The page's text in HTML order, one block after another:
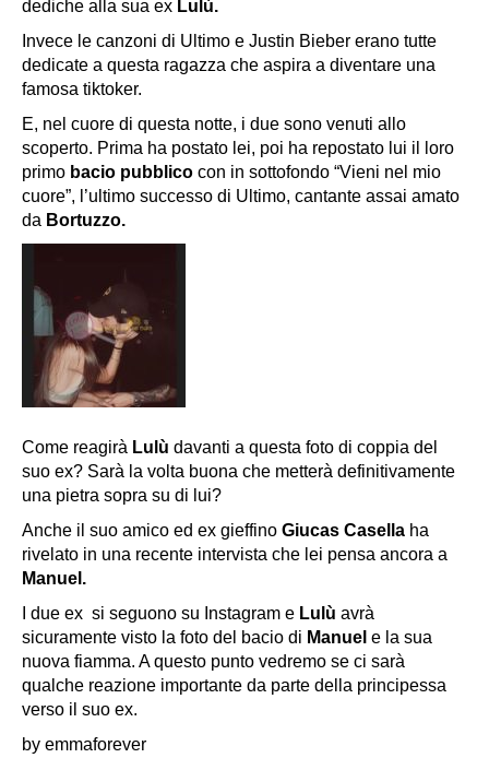
dediche alla sua ex Lulù.
Invece le canzoni di Ultimo e Justin Bieber erano tutte
dedicate a questa ragazza che aspira a diventare una
famosa tiktoker.
E, nel cuore di questa notte, i due sono venuti allo
scoperto. Prima ha postato lei, poi ha repostato lui il loro
primo bacio pubblico con in sottofondo “Vieni nel mio
cuore”, l’ultimo successo di Ultimo, cantante assai amato
da Bortuzzo.
Come reagirà Lulù davanti a questa foto di coppia del
suo ex? Sarà la volta buona che metterà definitivamente
una pietra sopra su di lui?
Anche il suo amico ed ex gieffino Giucas Casella ha
rivelato in una recente intervista che lei pensa ancora a
Manuel.
I due ex si seguono su Instagram e Lulù avrà
sicuramente visto la foto del bacio di Manuel e la sua
nuova fiamma. A questo punto vedremo se ci sarà
qualche reazione importante da parte della principessa
verso il suo ex.
by emmaforever